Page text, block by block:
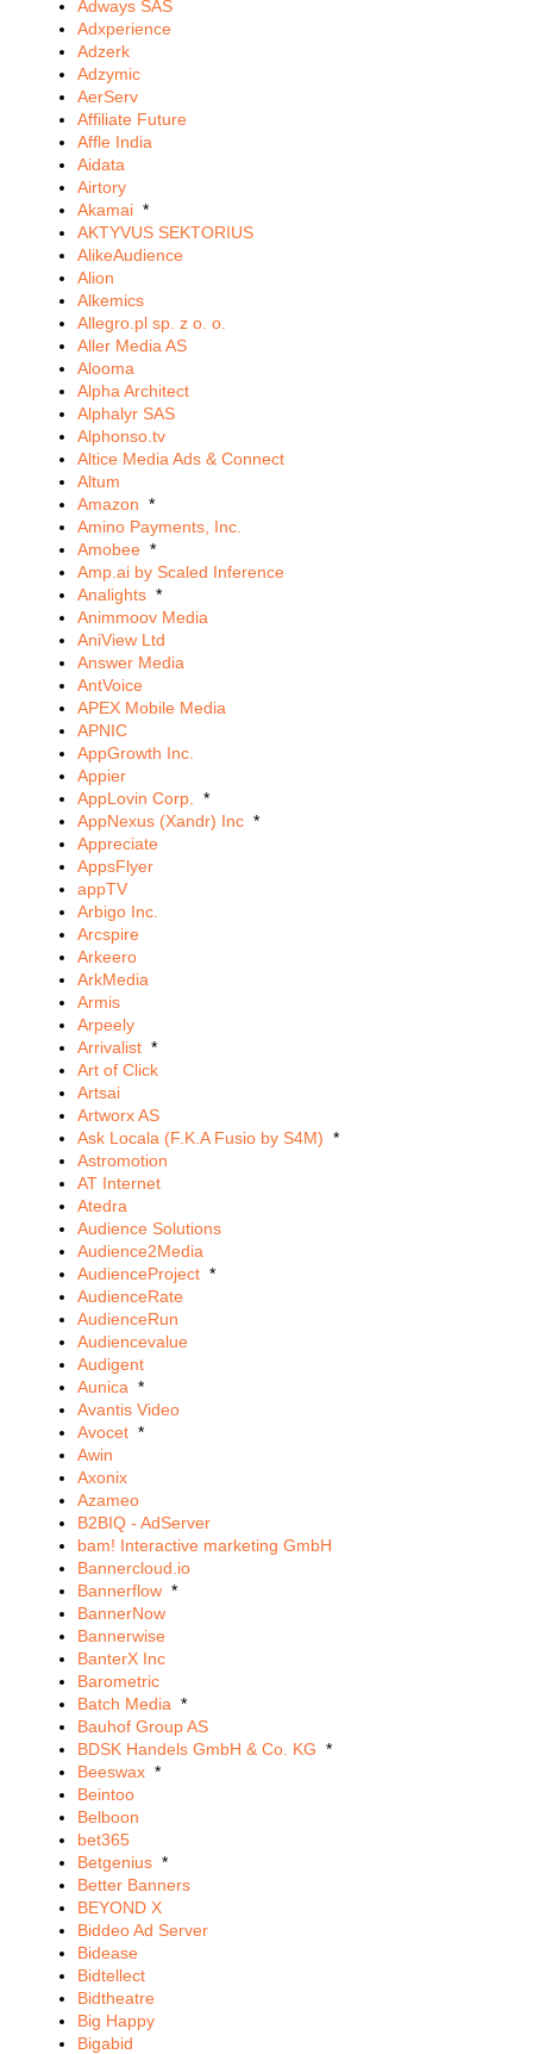
Adways SAS
Adxperience
Adzerk
Adzymic
AerServ
Affiliate Future
Affle India
Aidata
Airtory
Akamai *
AKTYVUS SEKTORIUS
AlikeAudience
Alion
Alkemics
Allegro.pl sp. z o. o.
Aller Media AS
Alooma
Alpha Architect
Alphalyr SAS
Alphonso.tv
Altice Media Ads & Connect
Altum
Amazon *
Amino Payments, Inc.
Amobee *
Amp.ai by Scaled Inference
Analights *
Animmoov Media
AniView Ltd
Answer Media
AntVoice
APEX Mobile Media
APNIC
AppGrowth Inc.
Appier
AppLovin Corp.
*
AppNexus (Xandr) Inc *
Appreciate
AppsFlyer
appTV
Arbigo Inc.
Arcspire
Arkeero
ArkMedia
Armis
Arpeely
Arrivalist *
Art of Click
Artsai
Artworx AS
Ask Locala (F.K.A Fusio by S4M) *
Astromotion
AT Internet
Atedra
Audience Solutions
Audience2Media
AudienceProject *
AudienceRate
AudienceRun
Audiencevalue
Audigent
Aunica *
Avantis Video
Avocet *
Awin
Axonix
Azameo
B2BIQ - AdServer
bam! Interactive marketing GmbH
Bannercloud.io
Bannerflow *
BannerNow
Bannerwise
BanterX Inc
Barometric
Batch Media *
Bauhof Group AS
BDSK Handels GmbH & Co. KG *
Beeswax *
Beintoo
Belboon
bet365
Betgenius *
Better Banners
BEYOND X
Biddeo Ad Server
Bidease
Bidtellect
Bidtheatre
Big Happy
Bigabid